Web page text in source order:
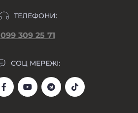
ТЕЛЕФОНИ:
099 309 25 71
СОЦ МЕРЕЖІ: